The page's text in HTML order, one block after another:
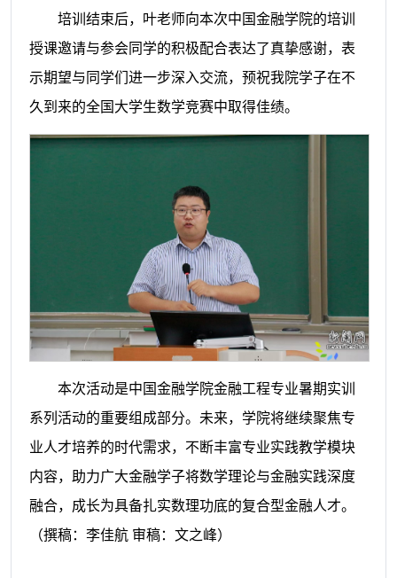
培训结束后，叶老师向本次中国金融学院的培训
授课邀请与参会同学的积极配合表达了真挚感谢，表
示期望与同学们进一步深入交流，预祝我院学子在不
久到来的全国大学生数学竞赛中取得佳绩。
本次活动是中国金融学院金融工程专业暑期实训
系列活动的重要组成部分。未来，学院将继续聚焦专
业人才培养的时代需求，不断丰富专业实践教学模块
内容，助力广大金融学子将数学理论与金融实践深度
融合，成长为具备扎实数理功底的复合型金融人才。
（撰稿：李佳航 审稿：文之峰）